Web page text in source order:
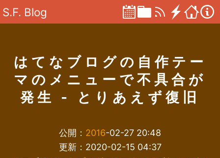
S.F. Blog
はてなブログの自作テー
マのメニューで不具合が
発生 - とりあえず復旧
公開： 2016-02-27 20:48
更新：2020-02-15 04:37